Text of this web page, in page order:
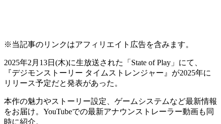
※当記事のリンクはアフィリエイト広告を含みます。
2025年2月13日(木)に生放送された 「State of Play」 にて、
『デジモンストーリー タイムストレンジャー』 が2025年に
リリース予定だと発表があった。
本作の魅力やストーリー設定 ゲームシステムなど最新情報
をお届け。YouTubeでの最新アナウンストレーラー動画も同
時に紹介。